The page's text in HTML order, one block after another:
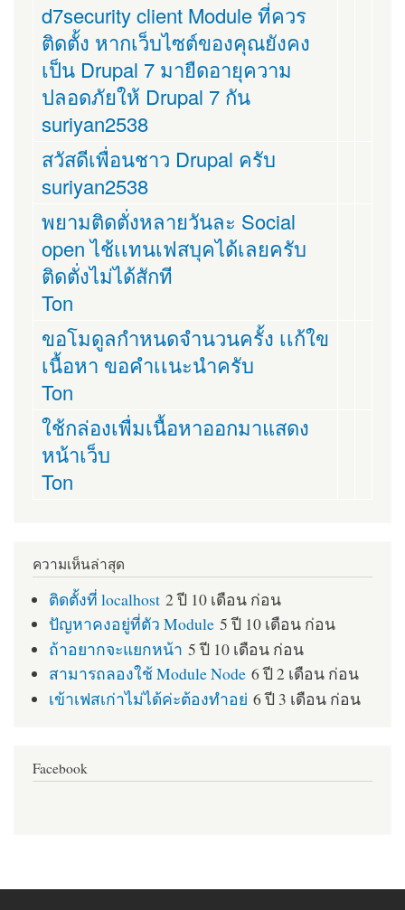
d7security client Module ที่ควร
ติดตั้ง หากเว็บไซต์ของคุณยังคง
เป็น Drupal 7 มายืดอายุความ
ปลอดภัยให้ Drupal 7 กัน
suriyan2538
สวัสดีเพื่อนชาว Drupal ครับ
suriyan2538
พยามติดตั่งหลายวันละ Social
open ไช้เเทนเฟสบุคได้เลยครับ
ติดตั่งไม่ได้สักที
Ton
ขอโมดูลกำหนดจำนวนครั้ง เเก้ใข
เนื้อหา ขอคำเเนะนำครับ
Ton
ใช้กล่องเพื่มเนื้อหาออกมาแสดง
หน้าเว็บ
Ton
ความเห็นล่าสุด
ติดตั้งที่ localhost 2 ปี 10 เดือน ก่อน
ปัญหาคงอยู่ที่ตัว Module 5 ปี 10 เดือน ก่อน
ถ้าอยากจะแยกหน้า 5 ปี 10 เดือน ก่อน
สามารถลองใช้ Module Node 6 ปี 2 เดือน ก่อน
เข้าเฟสเก่าไม่ได้ค่ะต้องทำอย่ 6 ปี 3 เดือน ก่อน
Facebook